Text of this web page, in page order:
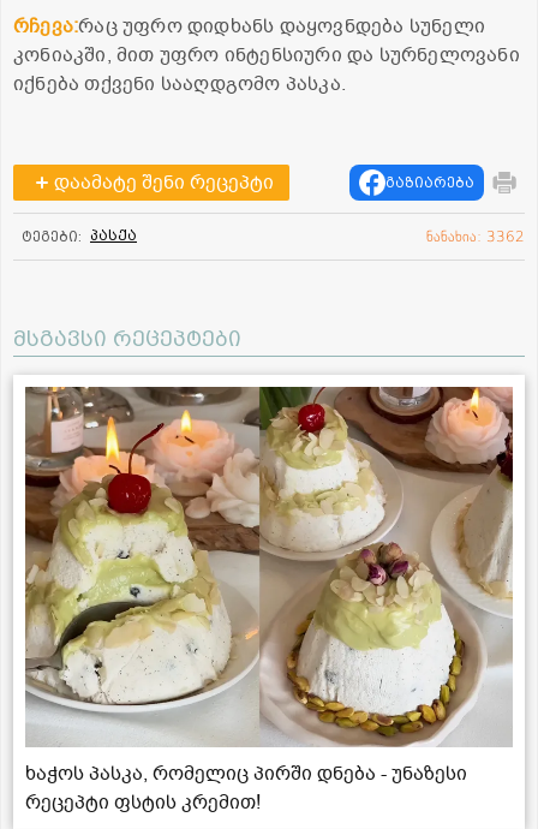
რჩევა:რაც უფრო დიდხანს დაყოვნდება სუნელი
კონიაკში, მით უფრო ინტენსიური და სურნელოვანი
იქნება თქვენი სააღდგომო პასკა.
დაამატე შენი რეცეპტი გაზიარება
ტეგები: პასქა ნანახია: 3362
მსგავსი რეცეპტები
ხაჭოს პასკა, რომელიც პირში დნება - უნაზესი
რეცეპტი ფსტის კრემით!